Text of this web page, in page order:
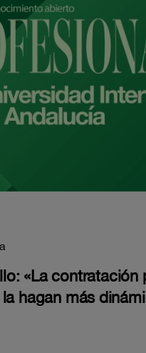
«La contratación
hagan más